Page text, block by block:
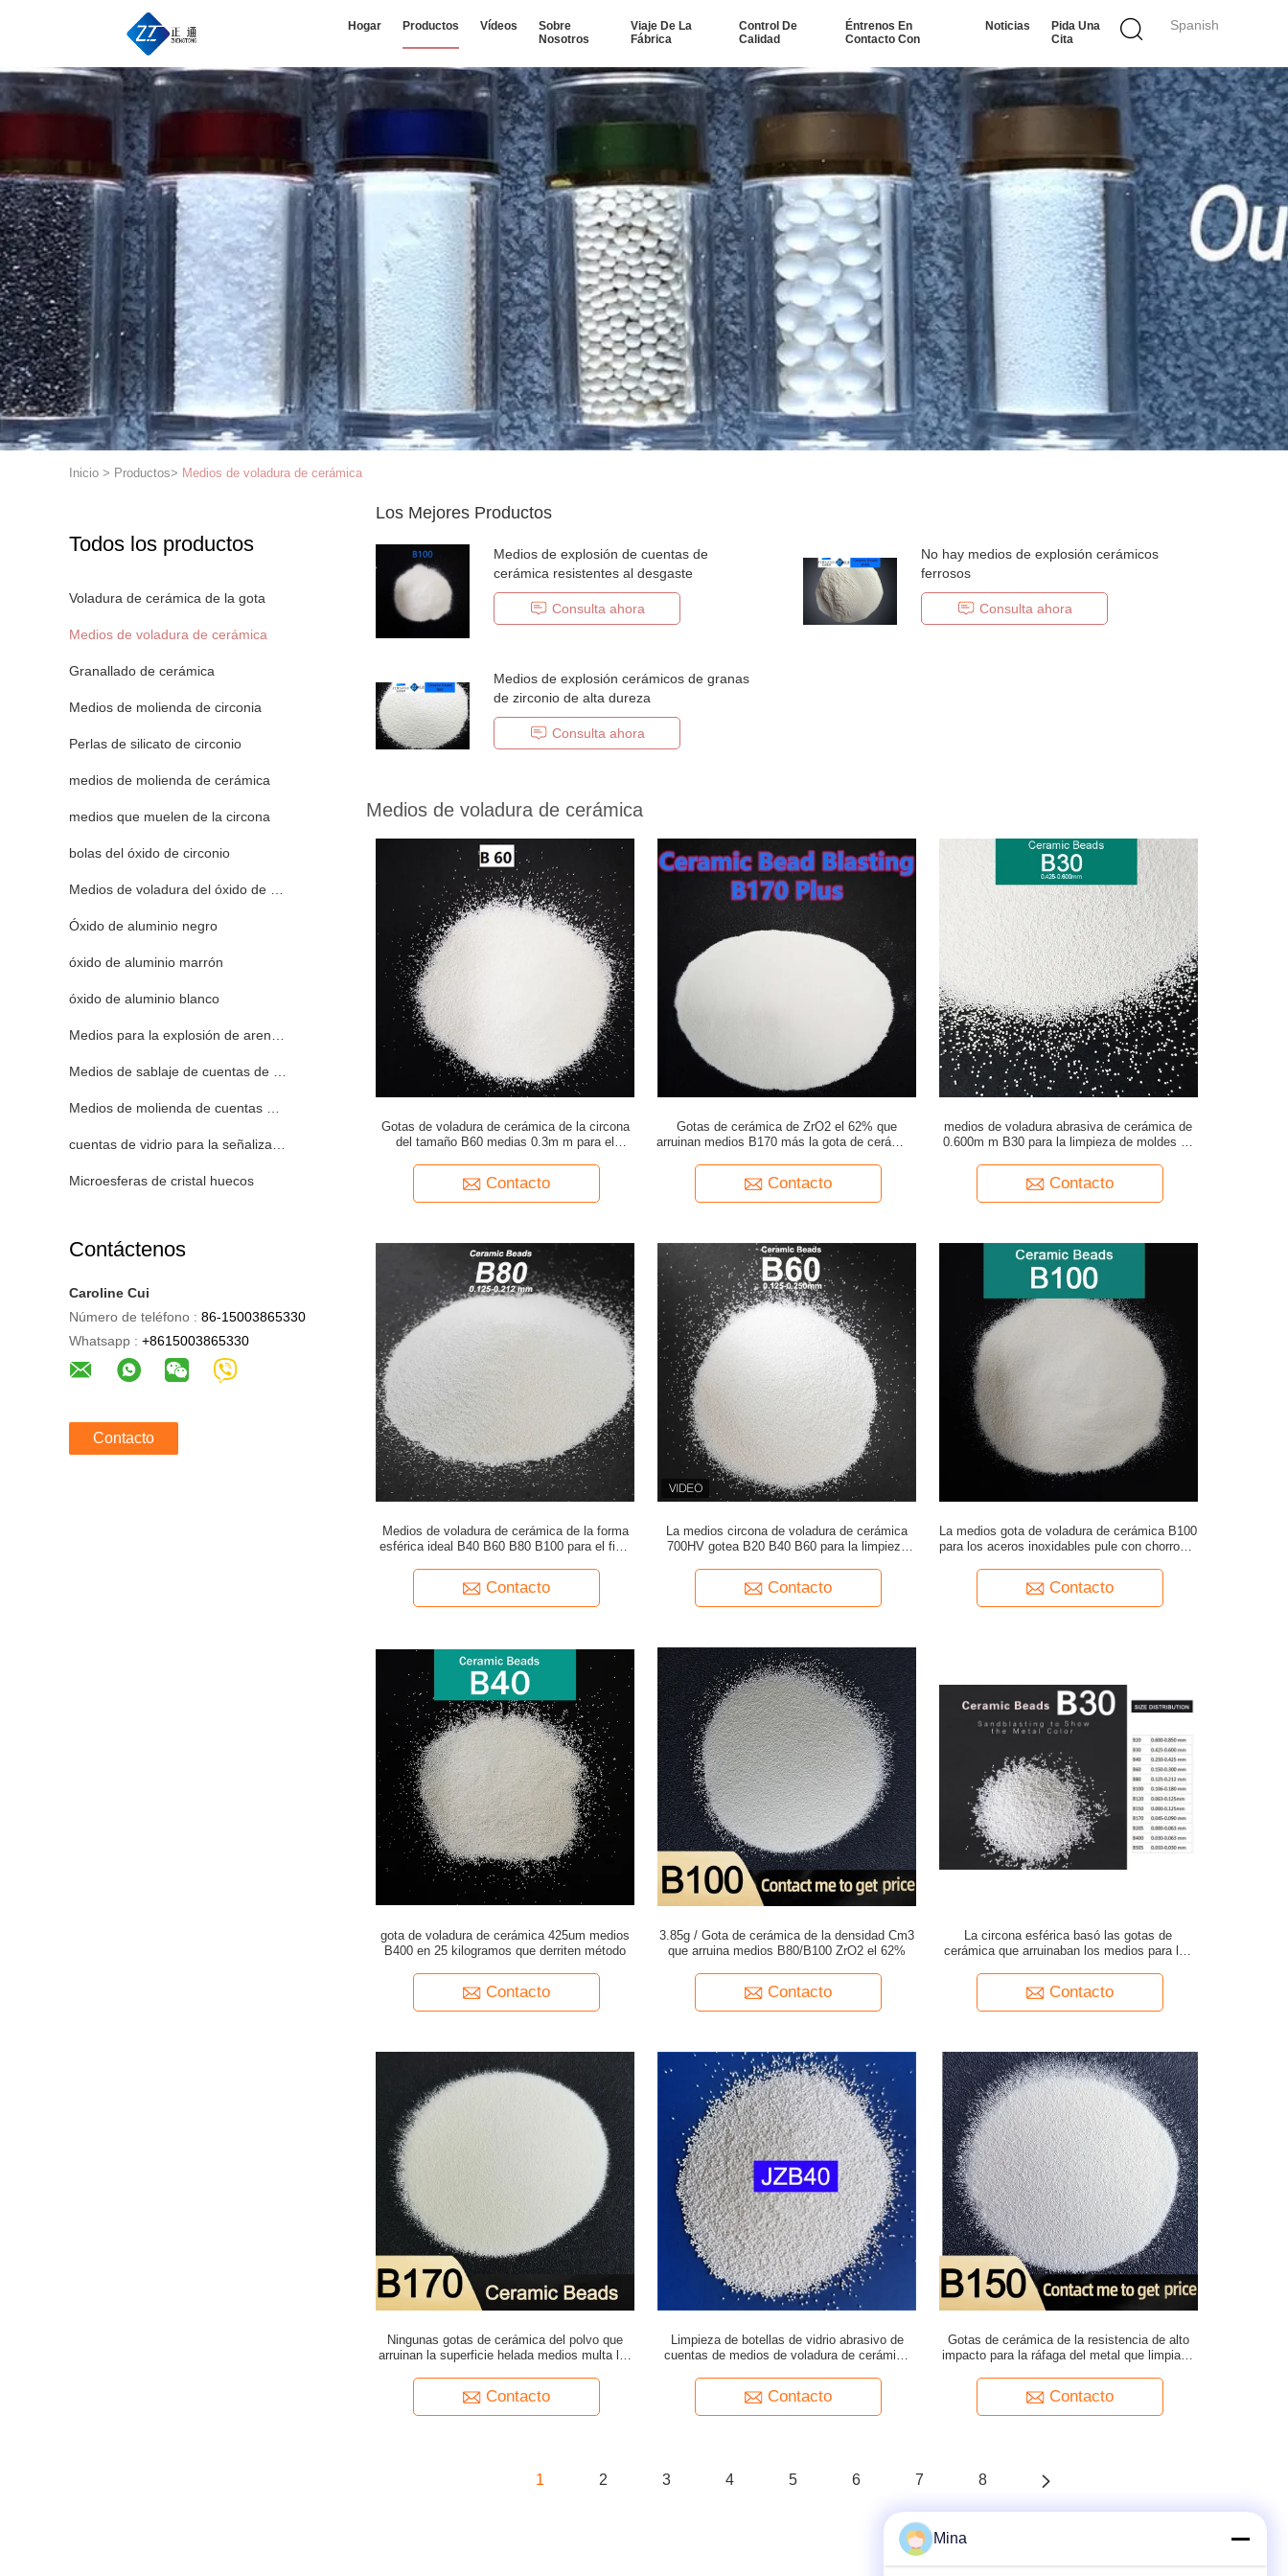
Spanish
Hogar Productos Vídeos
Sobre
Nosotros
Viaje De La
Fábrica
Control De
Calidad
Éntrenos En
Contacto Con
Noticias
Pida Una
Cita
Inicio > Productos> Medios de voladura de cerámica
Todos los productos
Voladura de cerámica de la gota
Medios de voladura de cerámica
Granallado de cerámica
Medios de molienda de circonia
Perlas de silicato de circonio
medios de molienda de cerámica
medios que muelen de la circona
bolas del óxido de circonio
Óxido de aluminio negro
óxido de aluminio marrón
óxido de aluminio blanco
Microesferas de cristal huecos
Contáctenos
Caroline Cui
Número de teléfono : 86-15003865330
Whatsapp : +8615003865330
Contacto
Los Mejores Productos
Medios de explosión de cuentas de
cerámica resistentes al desgaste
Consulta ahora
No hay medios de explosión cerámicos
ferrosos
Consulta ahora
Medios de explosión cerámicos de granas
de zirconio de alta dureza
Consulta ahora
Medios de voladura de cerámica
Gotas de voladura de cerámica de la circona
del tamaño B60 medias 0.3m m para el
Contacto
Gotas de cerámica de ZrO2 el 62% que
arruinan medios B170 más la gota de cerámica
Contacto
medios de voladura abrasiva de cerámica de
0.600m m B30 para la limpieza de moldes de
Contacto
Medios de voladura de cerámica de la forma
esférica ideal B40 B60 B80 B100 para el final
Contacto
La medios circona de voladura de cerámica
700HV gotea B20 B40 B60 para la limpieza
Contacto
La medios gota de voladura de cerámica B100
para los aceros inoxidables pule con chorro de
Contacto
gota de voladura de cerámica 425um medios
B400 en 25 kilogramos que derriten método
Contacto
3.85g / Gota de cerámica de la densidad Cm3
que arruina medios B80/B100 ZrO2 el 62%
Contacto
La circona esférica basó las gotas de
cerámica que arruinaban los medios para las
Contacto
Ningunas gotas de cerámica del polvo que
arruinan la superficie helada medios multa los
Contacto
Limpieza de botellas de vidrio abrasivo de
cuentas de medios de voladura de cerámica
Contacto
Gotas de cerámica de la resistencia de alto
impacto para la ráfaga del metal que limpia el
Contacto
1 2 3 4 5 6 7 8
Mina